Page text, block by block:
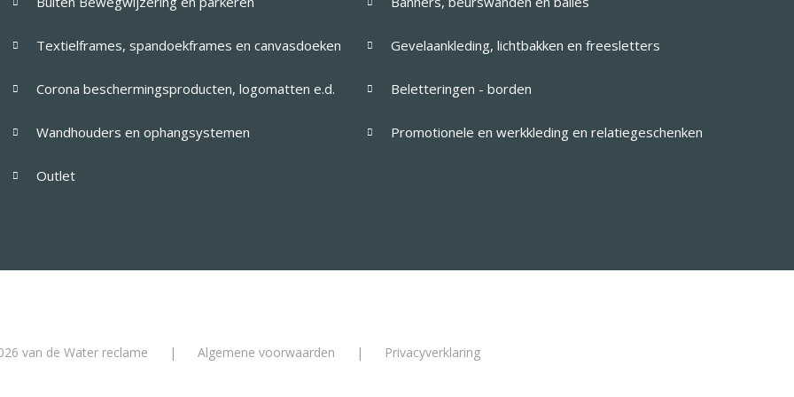
Textielframes, spandoekframes en canvasdoeken Gevelaankleding, lichtbakken en freesletters
Corona beschermingsproducten, logomatten e.d. Beletteringen - borden
Wandhouders en ophangsystemen Promotionele en werkkleding en relatiegeschenken
Outlet
van de Water reclame | Algemene voorwaarden | Privacyverklaring